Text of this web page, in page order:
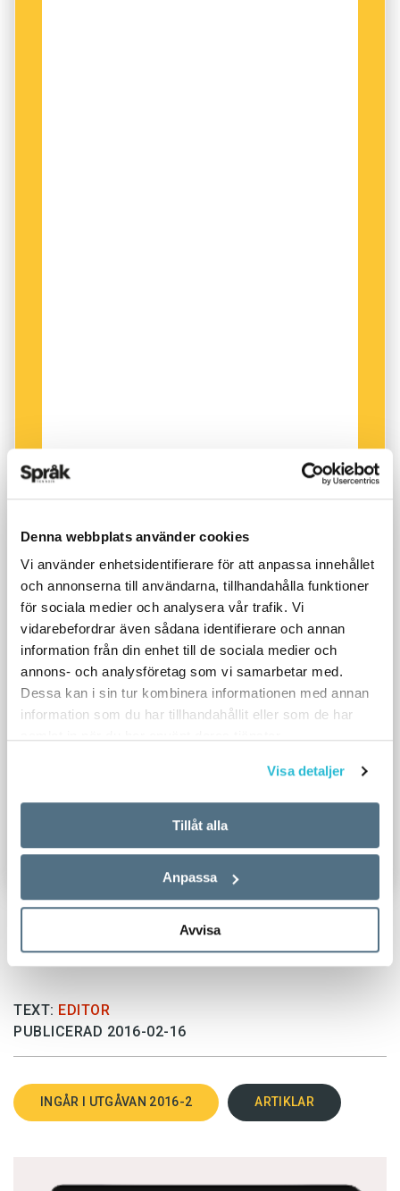
Denna webbplats använder cookies
Vi använder enhetsidentifierare för att anpassa innehållet
och annonserna till användarna, tillhandahålla funktioner
för sociala medier och analysera vår trafik. Vi
vidarebefordrar även sådana identifierare och annan
information från din enhet till de sociala medier och
annons- och analysföretag som vi samarbetar med.
Dessa kan i sin tur kombinera informationen med annan
information som du har tillhandahållit eller som de har
Visa detaljer
Tillåt alla
Anpassa
Avvisa
TEXT: EDITOR
PUBLICERAD 2016-02-16
INGÅR I UTGÅVAN 2016-2 ARTIKLAR